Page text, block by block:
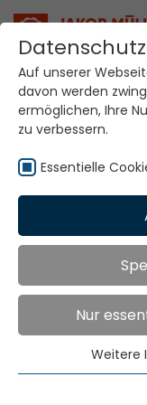
Home Branchen
Designfreiheit,
– und
Als
Megatrends
Auf unserer
davon werden
ermöglichen, Ihre
zu verbessern.
Essentielle
Nur
Essentielle
Essentielle
Weitere